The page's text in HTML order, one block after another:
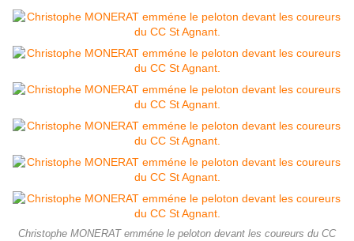
Christophe MONERAT emméne le peloton devant les coureurs du CC